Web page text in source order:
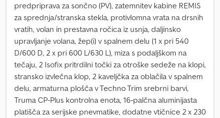
predpriprava za sončno (PV), zatemnitev kabine REMIS
za sprednja/stranska stekla, protivlomna vrata na drsnih
vratih, volan in prestavna ročica iz usnja, daljinsko
upravljanje volana, žep(i) v spalnem delu (1 x pri 540
D/600 D, 2 x pri 600 L/630 L), miza s podaljškom na
tečaju, 2 Isofix pritrdilni točki za otroške sedeže na klopi,
stransko izvlečna klop, 2 kaveljčka za oblačila v spalnem
delu, armaturna plošča v Techno Trim srebrni barvi,
Truma CP-Plus kontrolna enota, 16-palčna aluminijasta
platišča za serijske pnevmatike, dodatne vtičnice 2 x 230